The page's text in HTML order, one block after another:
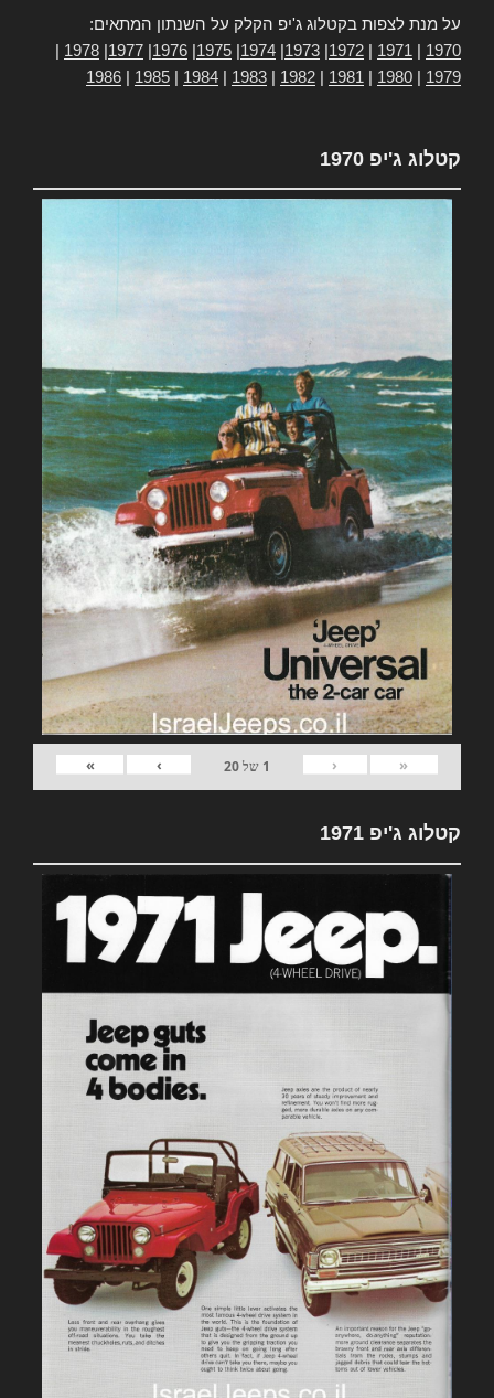
על מנת לצפות בקטלוג ג'יפ הקלק על השנתון המתאים:
1970
1971
1972
1973
1974
1975
1976
1977
1978
1979
1980
1981
1982
1983
1984
1985
1986
קטלוג ג'יפ 1970
«
‹
1 של20
›
»
קטלוג ג'יפ 1971